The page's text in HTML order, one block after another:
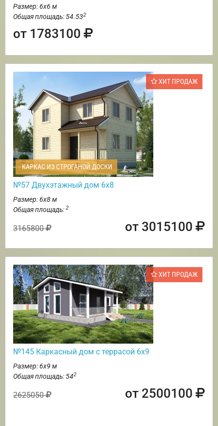
Размер: 6х6 м
Общая площадь: 54.532
от 1783100
ХИТ ПРОДАЖ
КАРКАС ИЗ СТРОГАНОЙ ДОСКИ
№57 Двухэтажный дом 6х8
Размер: 6х8 м
Общая площадь: 2
3165800 от 3015100
ХИТ ПРОДАЖ
№145 Каркасный дом с террасой 6х9
Размер: 6х9 м
Общая площадь: 542
2625050 от 2500100